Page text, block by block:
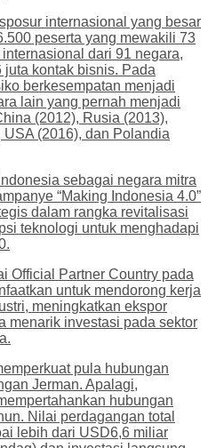
internasional yang besar
peserta yang mewakili 73
dari 91 negara,
kontak bisnis. Pada
berkesempatan menjadi
lain yang pernah menjadi
(2012), Rusia (2013),
(2016), dan Polandia
sebagai negara mitra
“Making Indonesia 4.0”
dalam rangka revitalisasi
teknologi untuk menghadapi
Official Partner Country pada
untuk mendorong kerja
meningkatkan ekspor
menarik investasi pada sektor
pula hubungan
Jerman. Apalagi,
hubungan
Nilai perdagangan total
lebih dari USD6,6 miliar